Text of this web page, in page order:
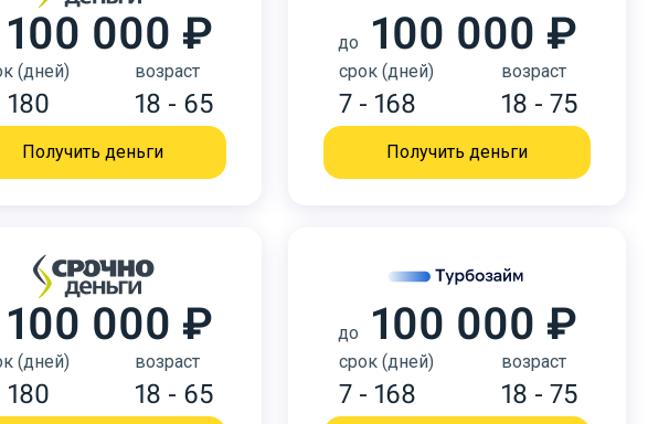
100 000 ₽
(дней)
180
возраст
18 - 65
Получить деньги
до 100 000 ₽
срок (дней)
7 - 168
возраст
18 - 75
Получить деньги
100 000 ₽
(дней)
180
возраст
18 - 65
до 100 000 ₽
срок (дней)
7 - 168
возраст
18 - 75